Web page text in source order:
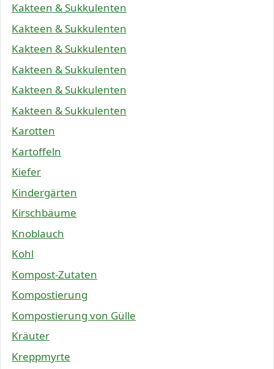
Kakteen & Sukkulenten
Kakteen & Sukkulenten
Kakteen & Sukkulenten
Kakteen & Sukkulenten
Kakteen & Sukkulenten
Kakteen & Sukkulenten
Karotten
Kartoffeln
Kiefer
Kindergärten
Kirschbäume
Knoblauch
Kohl
Kompost-Zutaten
Kompostierung
Kompostierung von Gülle
Kräuter
Kreppmyrte